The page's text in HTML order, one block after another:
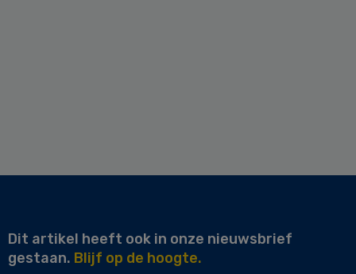
Dit artikel heeft ook in onze nieuwsbrief
gestaan. Blijf op de hoogte.